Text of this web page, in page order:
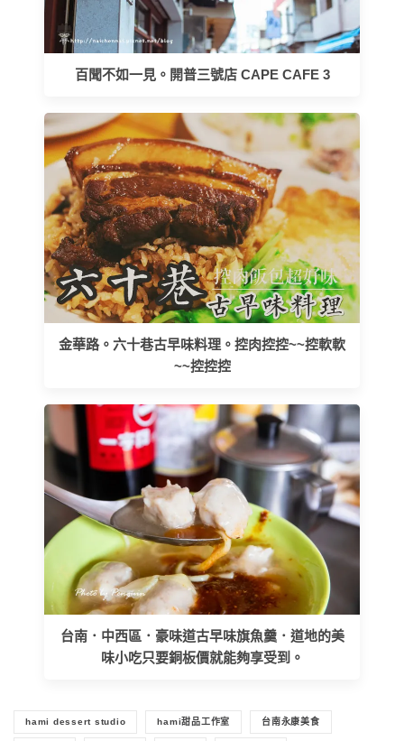
百聞不如一見。開普三號店 CAPE CAFE 3
金華路。六十巷古早味料理。控肉控控~~控軟軟
~~控控控
台南．中西區．豪味道古早味旗魚羹．道地的美
味小吃只要銅板價就能夠享受到。
hami dessert studio hami甜品工作室 台南永康美食